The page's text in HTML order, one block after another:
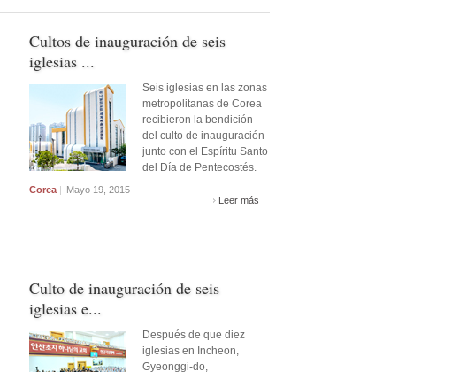
Cultos de inauguración de seis
iglesias ...
Seis iglesias en las zonas
metropolitanas de Corea
recibieron la bendición
del culto de inauguración
junto con el Espíritu Santo
del Día de Pentecostés.
Corea | Mayo 19, 2015
Leer más
Culto de inauguración de seis
iglesias e...
Después de que diez
iglesias en Incheon,
Gyeonggi-do,